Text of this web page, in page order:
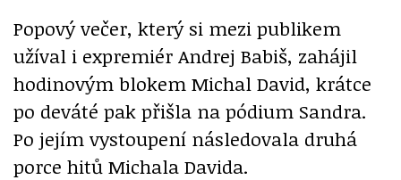
Popový večer, který si mezi publikem
užíval i expremiér Andrej Babiš, zahájil
hodinovým blokem Michal David, krátce
po deváté pak přišla na pódium Sandra.
Po jejím vystoupení následovala druhá
porce hitů Michala Davida.